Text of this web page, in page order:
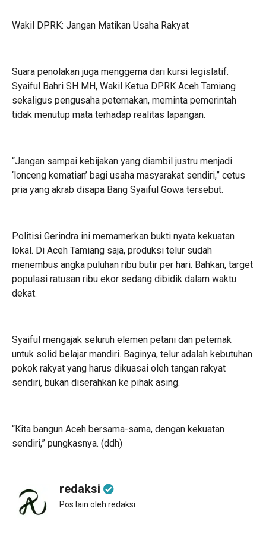
Wakil DPRK: Jangan Matikan Usaha Rakyat
Suara penolakan juga menggema dari kursi legislatif.
Syaiful Bahri SH MH, Wakil Ketua DPRK Aceh Tamiang
sekaligus pengusaha peternakan, meminta pemerintah
tidak menutup mata terhadap realitas lapangan.
“Jangan sampai kebijakan yang diambil justru menjadi
‘lonceng kematian’ bagi usaha masyarakat sendiri,” cetus
pria yang akrab disapa Bang Syaiful Gowa tersebut.
Politisi Gerindra ini memamerkan bukti nyata kekuatan
lokal. Di Aceh Tamiang saja, produksi telur sudah
menembus angka puluhan ribu butir per hari. Bahkan, target
populasi ratusan ribu ekor sedang dibidik dalam waktu
dekat.
Syaiful mengajak seluruh elemen petani dan peternak
untuk solid belajar mandiri. Baginya, telur adalah kebutuhan
pokok rakyat yang harus dikuasai oleh tangan rakyat
sendiri, bukan diserahkan ke pihak asing.
“Kita bangun Aceh bersama-sama, dengan kekuatan
sendiri,” pungkasnya. (ddh)
redaksi
Pos lain oleh redaksi